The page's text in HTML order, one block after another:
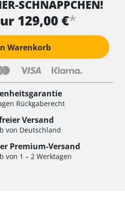
SCHNÄPPCHEN!
129,00 €*
Warenkorb
Rückgaberecht
Versand
von Deutschland
Premium-Versand
von 1 – 2 Werktagen